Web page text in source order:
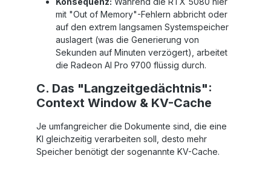
mit "Out of Memory"-Fehlern abbricht oder
auf den extrem langsamen Systemspeicher
auslagert (was die Generierung von
Sekunden auf Minuten verzögert), arbeitet
die Radeon AI Pro 9700 flüssig durch.
C. Das "Langzeitgedächtnis":
Context Window & KV-Cache
Je umfangreicher die Dokumente sind, die eine
KI gleichzeitig verarbeiten soll, desto mehr
Speicher benötigt der sogenannte KV-Cache.